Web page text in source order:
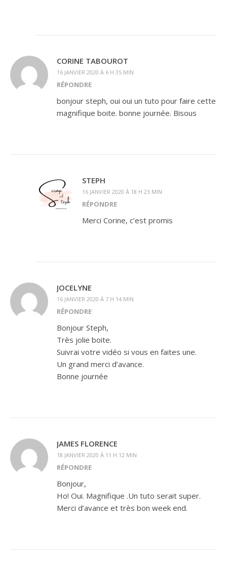
CORINE TABOUROT
16 JANVIER 2020 À 6 H 35 MIN
RÉPONDRE
bonjour steph, oui oui un tuto pour faire cette
magnifique boite. bonne journée. Bisous
STEPH
16 JANVIER 2020 À 18 H 23 MIN
RÉPONDRE
Merci Corine, c’est promis
JOCELYNE
16 JANVIER 2020 À 7 H 14 MIN
RÉPONDRE
Bonjour Steph,
Très jolie boite.
Suivrai votre vidéo si vous en faites une.
Un grand merci d’avance.
Bonne journée
JAMES FLORENCE
18 JANVIER 2020 À 11 H 12 MIN
RÉPONDRE
Bonjour,
Ho! Oui. Magnifique .Un tuto serait super.
Merci d’avance et très bon week end.